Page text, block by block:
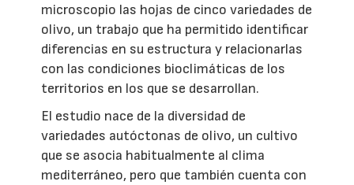
microscopio las hojas de cinco variedades de
olivo, un trabajo que ha permitido identificar
diferencias en su estructura y relacionarlas
con las condiciones bioclimáticas de los
territorios en los que se desarrollan.
El estudio nace de la diversidad de
variedades autóctonas de olivo, un cultivo
que se asocia habitualmente al clima
mediterráneo, pero que también cuenta con